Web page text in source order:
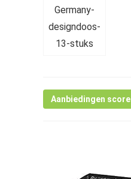
Aanbiedingen score